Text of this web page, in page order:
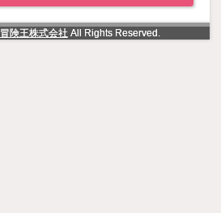
冒険王株式会社All Rights Reserved.